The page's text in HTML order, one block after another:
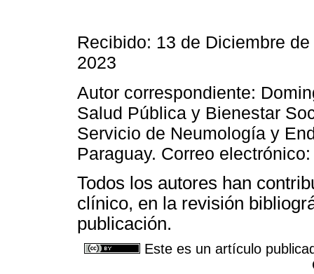
Recibido: 13 de Diciembre
2023
Autor correspondiente:
Salud Pública y Bienestar
Servicio de Neumología y
Paraguay. Correo
Todos los autores han
clínico, en la revisión
publicación.
Este es un artículo